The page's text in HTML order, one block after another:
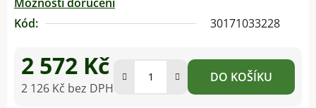
Kód:
30171033228
2 572 Kč
2 126 Kč bez DPH
DO KOŠÍKU